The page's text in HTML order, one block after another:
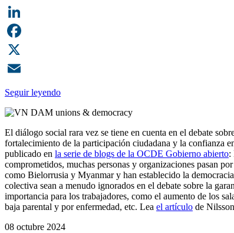
LinkedIn
Facebook
X
Email
Seguir leyendo
El diálogo social rara vez se tiene en cuenta en el debate
fortalecimiento de la participación ciudadana y la confianza
publicado en la serie de blogs de la OCDE Gobierno abierto:
comprometidos, muchas personas y organizaciones pasan
como Bielorrusia y Myanmar y han establecido la
colectiva sean a menudo ignorados en el debate sobre la
importancia para los trabajadores, como el aumento de los
baja parental y por enfermedad, etc. Lea el artículo de
08 octubre 2024